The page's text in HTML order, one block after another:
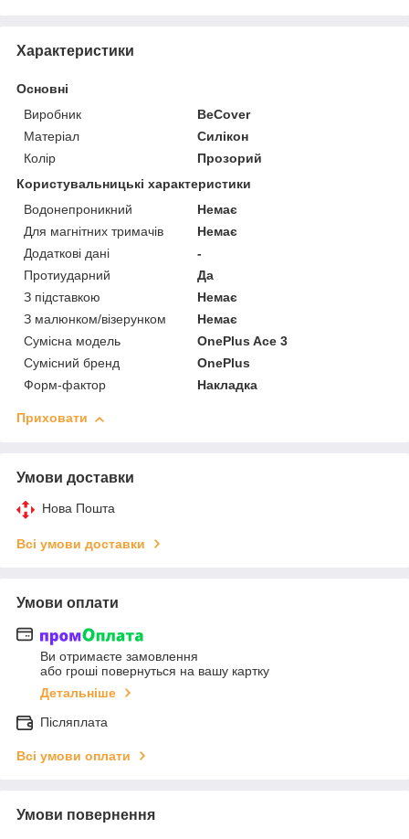
Характеристики
Основні
Виробник
BeCover
Матеріал
Силікон
Колір
Прозорий
Користувальницькі характеристики
Водонепроникний
Немає
Для магнітних тримачів
Немає
Додаткові дані
-
Протиударний
Да
З підставкою
Немає
З малюнком/візерунком
Немає
Сумісна модель
OnePlus Ace 3
Сумісний бренд
OnePlus
Форм-фактор
Накладка
Приховати
Умови доставки
Нова Пошта
Всі умови доставки
Умови оплати
Ви отримаєте замовлення
або гроші повернуться на вашу картку
Детальніше
Післяплата
Всі умови оплати
Умови повернення